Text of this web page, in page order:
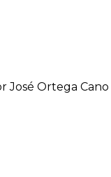
José Ortega Cano